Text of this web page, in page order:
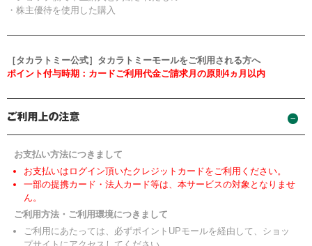
・株主優待を使用した購入
［タカラトミー公式］タカラトミーモールをご利用される方へ
ポイント付与時期：カードご利用代金ご請求月の原則4ヵ月以内
お支払い方法につきまして
お支払いはログイン頂いたクレジットカードをご利用ください。
一部の提携カード・法人カード等は、本サービスの対象となりませ
ん。
ご利用方法・ご利用環境につきまして
ご利用にあたっては、必ずポイントUPモールを経由して、ショッ